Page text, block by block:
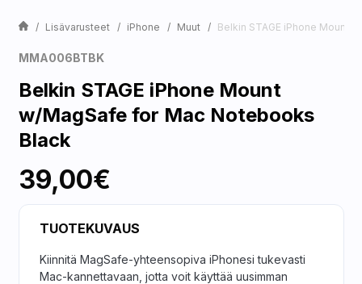
Lisävarusteet iPhone Muut Belkin STAGE iPhone Mount
MMA006BTBK
Belkin STAGE iPhone Mount
w/MagSafe for Mac Notebooks
Black
39,00€
TUOTEKUVAUS
Kiinnitä MagSafe-yhteensopiva iPhonesi tukevasti
Mac-kannettavaan, jotta voit käyttää uusimman